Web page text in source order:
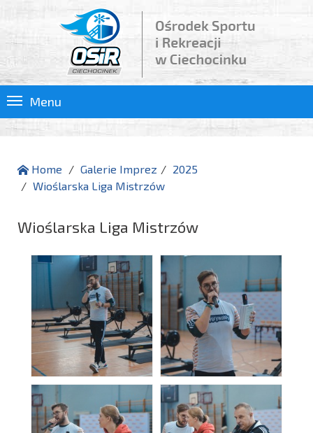
Menu
Home Galerie Imprez
2025
Wioślarska Liga Mistrzów
Wioślarska Liga Mistrzów